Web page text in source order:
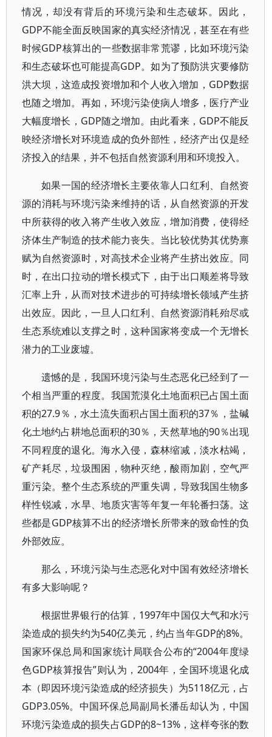
情况，却没有背后的环境污染和生态破坏。因此，
GDP不能全面反映国家的真实经济情况，甚至在有些
时候GDP核算出的一些数据非常荒谬，比如环境污染
和生态破坏也可能提高GDP。如为了预防洪灾要修防
洪大坝，这造成投资增加和个人收入增加，GDP数据
也随之增加。再如，环境污染使病人增多，医疗产业
大幅度增长，GDP随之增加。由此看来，GDP不能反
映经济增长对环境造成的负外部性，经济产出仅是经
济投入的结果，并不包括自然资源利用和环境投入。
如果一国的经济增长主要依靠人口红利、自然资
源的消耗与环境污染来维持的话，从自然资源的开发
中所获得的收入将产生收入效应，增加消费，使得经
济体生产制造的技术能力丧失。当比较优势其优势禀
赋为自然资源时，对高技术企业将产生挤出效应。同
时，在出口拉动的增长模式下，由于出口顺差将导致
汇率上升，从而对技术进步的可持续增长领域产生挤
出效应。因此，一旦人口红利、自然资源消耗殆尽或
生态系统难以支撑之时，这种国家将变成一个无增长
潜力的工业废墟。
遗憾的是，我国环境污染与生态恶化已经到了一
个相当严重的程度。我国荒漠化土地面积已占国土面
积的27.9％，水土流失面积占国土面积的37％，盐碱
化土地约占耕地总面积的30％，天然草地的90％出现
不同程度的退化。海水入侵，森林缩减，淡水枯竭，
矿产耗尽，垃圾围困，物种灭绝，酸雨加剧，空气严
重污染。整个生态系统的严重失调，导致我国生物多
样性锐减，水旱、地质灾害等年复一年轮番扫荡。这
些都是GDP核算不出的经济增长所带来的致命性的负
外部效应。
那么，环境污染与生态恶化对中国有效经济增长
有多大影响呢？
根据世界银行的估算，1997年中国仅大气和水污
染造成的损失约为540亿美元，约占当年GDP的8%。
国家环保总局和国家统计局联合公布的“2004年度绿
色GDP核算报告”则认为，2004年，全国环境退化成
本（即因环境污染造成的经济损失）为5118亿元，占
GDP3.05%。中国环保总局副局长潘岳却认为，中国
环境污染造成的损失占GDP的8~13%，这样夸张的数